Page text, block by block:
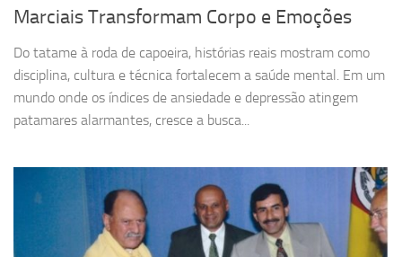
Marciais Transformam Corpo e Emoções
Do tatame à roda de capoeira, histórias reais mostram como
disciplina, cultura e técnica fortalecem a saúde mental. Em um
mundo onde os índices de ansiedade e depressão atingem
patamares alarmantes, cresce a busca...